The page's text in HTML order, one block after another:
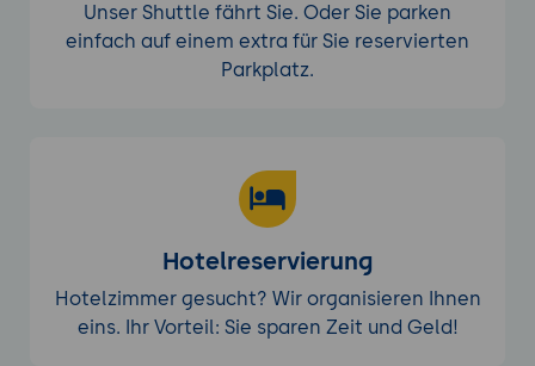
Unser Shuttle fährt Sie. Oder Sie parken
einfach auf einem extra für Sie reservierten
Parkplatz.
Hotelreservierung
Hotelzimmer gesucht? Wir organisieren Ihnen
eins. Ihr Vorteil: Sie sparen Zeit und Geld!